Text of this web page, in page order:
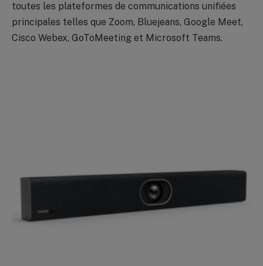
toutes les plateformes de communications unifiées
principales telles que Zoom, Bluejeans, Google Meet,
Cisco Webex, GoToMeeting et Microsoft Teams.